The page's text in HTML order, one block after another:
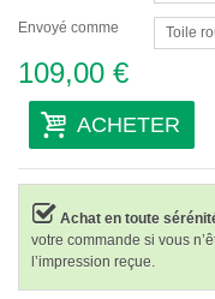
Envoyé comme Toile
109,00 €
ACHETER
Achat en toute
votre commande si vous
l’impression reçue.